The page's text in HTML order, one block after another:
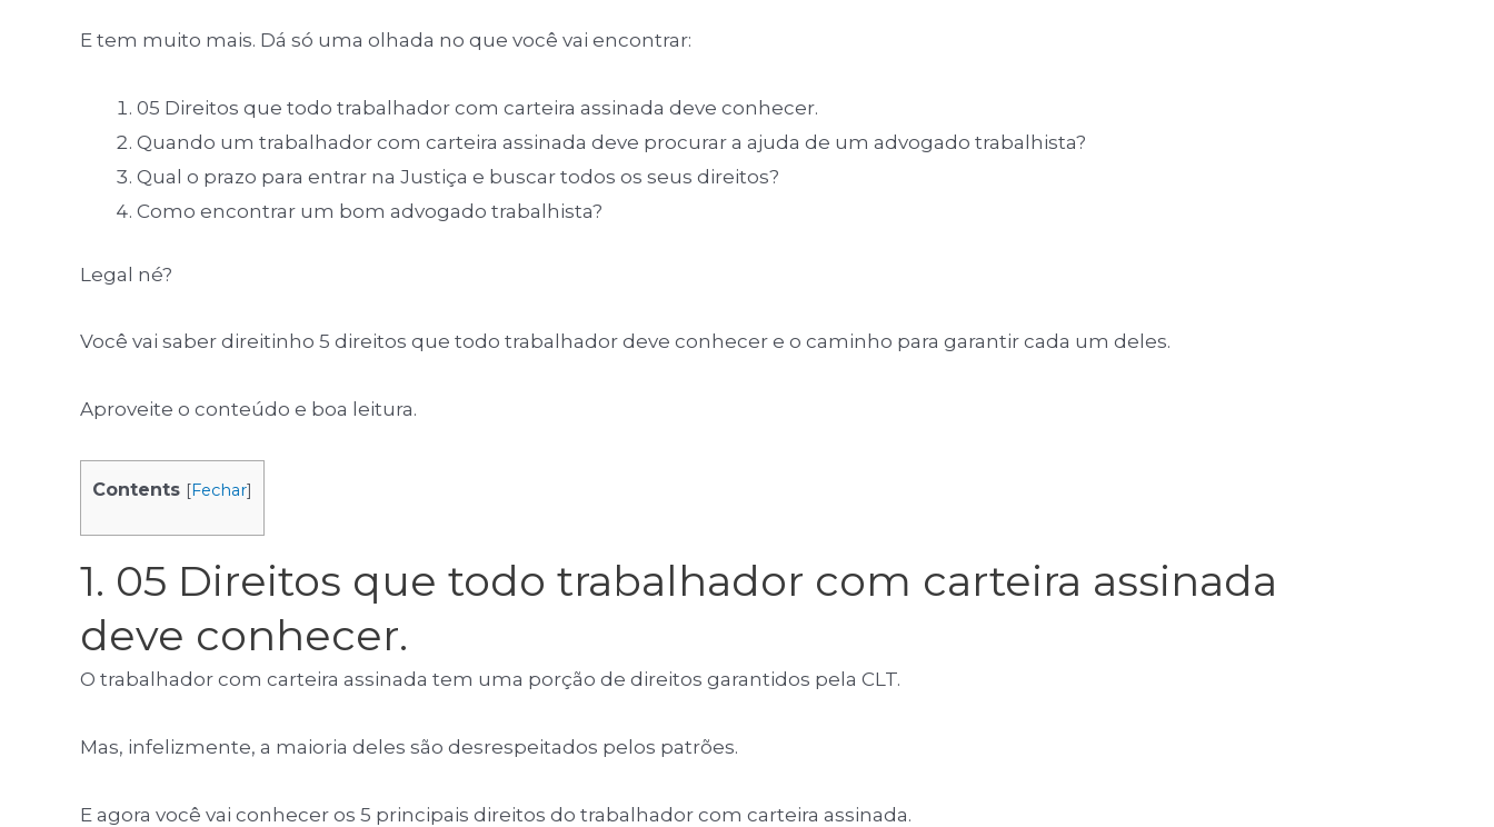
E tem muito mais. Dá só uma olhada no que você vai encontrar:
05 Direitos que todo trabalhador com carteira assinada deve conhecer.
Quando um trabalhador com carteira assinada deve procurar a ajuda de um advogado trabalhista?
Qual o prazo para entrar na Justiça e buscar todos os seus direitos?
Como encontrar um bom advogado trabalhista?
Legal né?
Você vai saber direitinho 5 direitos que todo trabalhador deve conhecer e o caminho para garantir cada um deles.
Aproveite o conteúdo e boa leitura.
Contents [Fechar]
1. 05 Direitos que todo trabalhador com carteira assinada
deve conhecer.
O trabalhador com carteira assinada tem uma porção de direitos garantidos pela CLT.
Mas, infelizmente, a maioria deles são desrespeitados pelos patrões.
E agora você vai conhecer os 5 principais direitos do trabalhador com carteira assinada.